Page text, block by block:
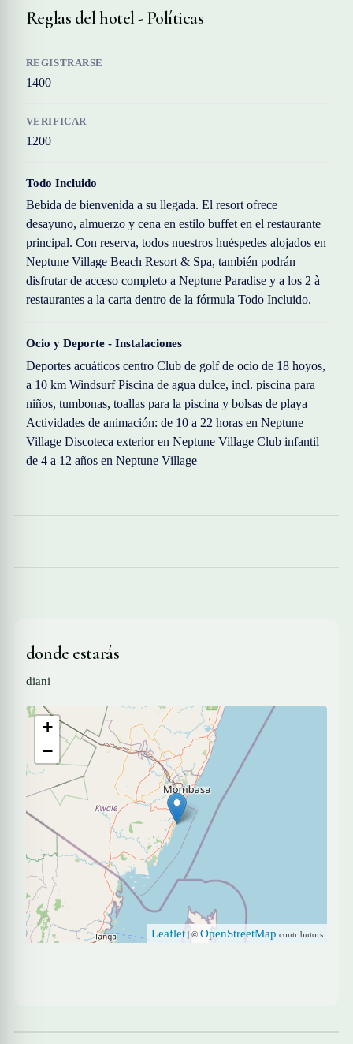
Reglas del hotel - Políticas
REGISTRARSE
1400
VERIFICAR
1200
Todo Incluido
Bebida de bienvenida a su llegada. El resort ofrece
desayuno, almuerzo y cena en estilo buffet en el restaurante
principal. Con reserva, todos nuestros huéspedes alojados en
Neptune Village Beach Resort & Spa, también podrán
disfrutar de acceso completo a Neptune Paradise y a los 2 à
restaurantes a la carta dentro de la fórmula Todo Incluido.
Ocio y Deporte - Instalaciones
Deportes acuáticos centro Club de golf de ocio de 18 hoyos,
a 10 km Windsurf Piscina de agua dulce, incl. piscina para
niños, tumbonas, toallas para la piscina y bolsas de playa
Actividades de animación: de 10 a 22 horas en Neptune
Village Discoteca exterior en Neptune Village Club infantil
de 4 a 12 años en Neptune Village
donde estarás
diani
+
−
Leaflet | ©OpenStreetMap contributors